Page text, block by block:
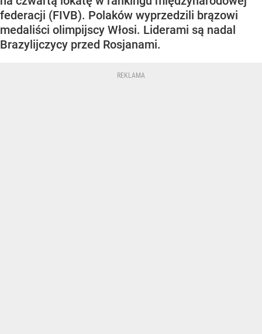
federacji (FIVB). Polaków wyprzedzili brązowi
medaliści olimpijscy Włosi. Liderami są nadal
Brazylijczycy przed Rosjanami.